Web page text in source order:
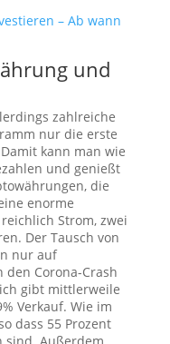
– Ab wann
und
zahlreiche
nur die erste
kann man wie
und genießt
die
enorme
Strom, zwei
Der Tausch von
nur auf
Corona-Crash
gibt mittlerweile
Verkauf. Wie im
dass 55 Prozent